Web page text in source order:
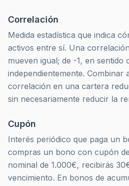
Correlación
Medida estadística que indica
activos entre sí. Una
mueven igual; de -1, en sentido
independientemente. Combinar
correlación en una cartera
sin necesariamente reducir la
Cupón
Interés periódico que paga un
compras un bono con cupón
nominal de 1.000€, recibirás
vencimiento. En bonos de